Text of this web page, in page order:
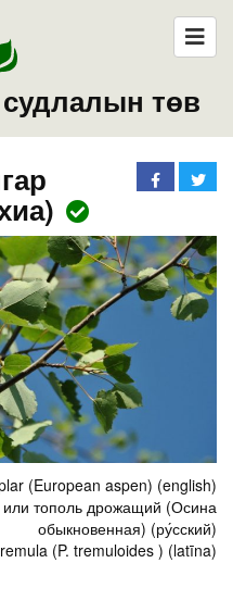
төв
(European aspen) (english)
тополь дрожащий (Осина
обыкновенная) (ру́сский)
(P. tremuloides ) (latīna)